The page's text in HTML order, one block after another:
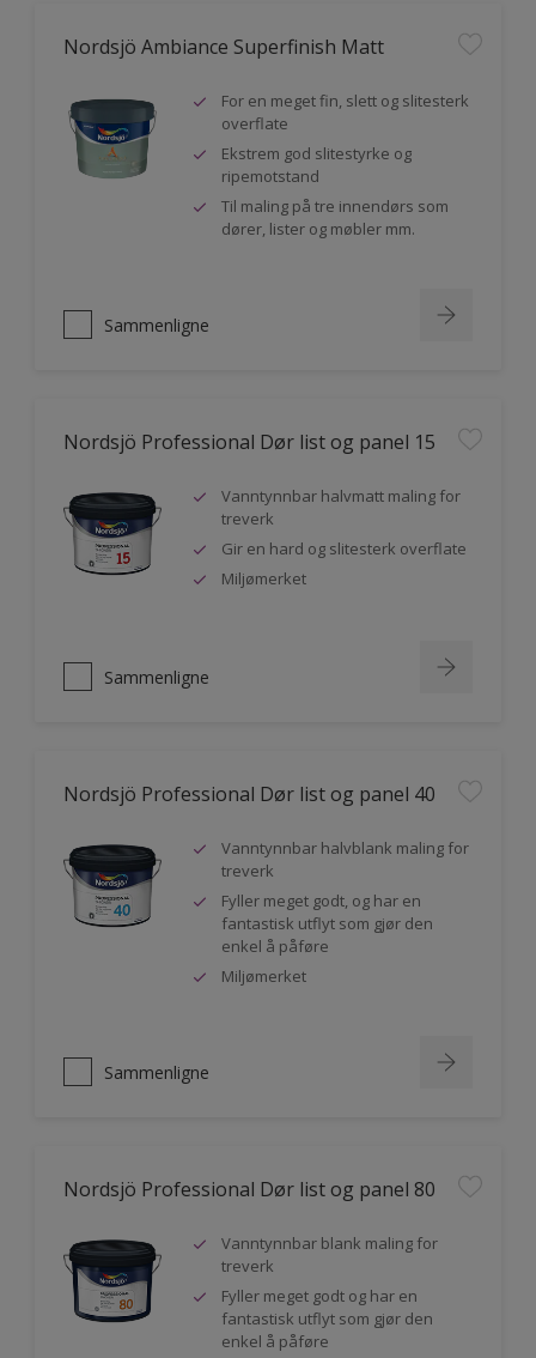
Nordsjö Ambiance Superfinish Matt
For en meget fin, slett og slitesterk
overflate
Ekstrem god slitestyrke og
ripemotstand
Til maling på tre innendørs som
dører, lister og møbler mm.
Sammenligne
Nordsjö Professional Dør list og panel 15
Vanntynnbar halvmatt maling for
treverk
Gir en hard og slitesterk overflate
Miljømerket
Sammenligne
Nordsjö Professional Dør list og panel 40
Vanntynnbar halvblank maling for
treverk
Fyller meget godt, og har en
fantastisk utflyt som gjør den
enkel å påføre
Miljømerket
Sammenligne
Nordsjö Professional Dør list og panel 80
Vanntynnbar blank maling for
treverk
Fyller meget godt og har en
fantastisk utflyt som gjør den
enkel å påføre